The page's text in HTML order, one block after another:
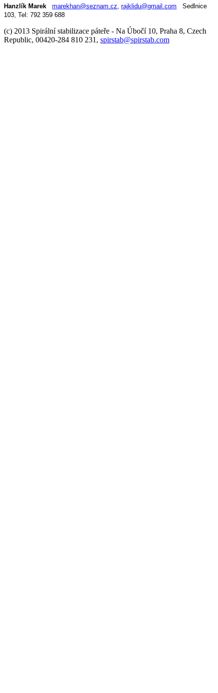
Hanzlík Marek marekhan@seznam.cz rajklidu@gmail.com Sedlnice
103, Tel: 792 359 688
(c) 2013 Spirální stabilizace páteře - Na Úbočí 10, Praha 8, Czech
Republic, 00420-284 810 231, spirstab@spirstab.com